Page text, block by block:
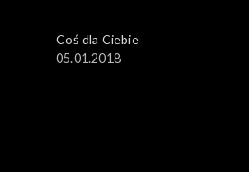
Coś dla Ciebie
05.01.2018